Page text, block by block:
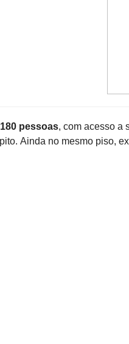
pessoas, com acesso a
Ainda no mesmo piso,